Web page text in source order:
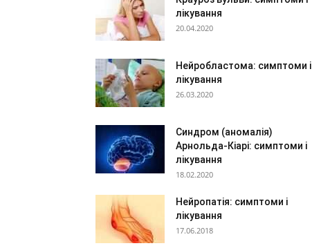
лікування
20.04.2020
Нейробластома: симптоми і
лікування
26.03.2020
Синдром (аномалія)
Арнольда-Кіарі: симптоми і
лікування
18.02.2020
Нейропатія: симптоми і
лікування
17.06.2018